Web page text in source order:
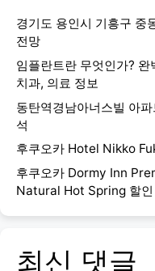
경기도 용인시 기흥구 중
전망
임플란트란 무엇인가?
치과, 의료 정보
동탄역경남아너스빌 아
석
후쿠오카 Hotel Nikko
후쿠오카 Dormy Inn
Natural Hot Spring 할인
최신 댓글